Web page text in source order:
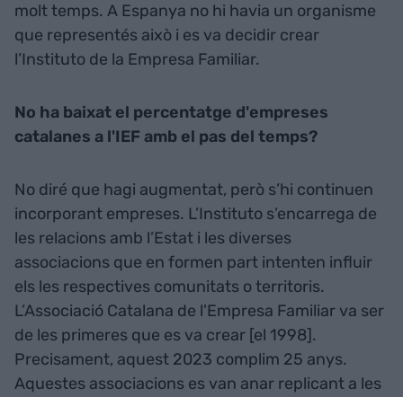
molt temps. A Espanya no hi havia un organisme
que representés això i es va decidir crear
l’Instituto de la Empresa Familiar.
No ha baixat el percentatge d'empreses
catalanes a l'IEF amb el pas del temps?
No diré que hagi augmentat, però s’hi continuen
incorporant empreses. L’Instituto s’encarrega de
les relacions amb l’Estat i les diverses
associacions que en formen part intenten influir
els les respectives comunitats o territoris.
L’Associació Catalana de l'Empresa Familiar va ser
de les primeres que es va crear [el 1998].
Precisament, aquest 2023 complim 25 anys.
Aquestes associacions es van anar replicant a les